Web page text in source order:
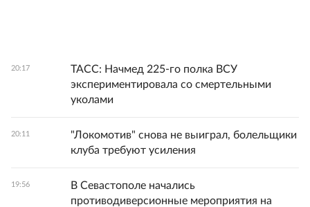
20:17
ТАСС: Начмед 225-го полка ВСУ
экспериментировала со смертельными
уколами
20:11
"Локомотив" снова не выиграл, болельщики
клуба требуют усиления
19:56
В Севастополе начались
противодиверсионные мероприятия на